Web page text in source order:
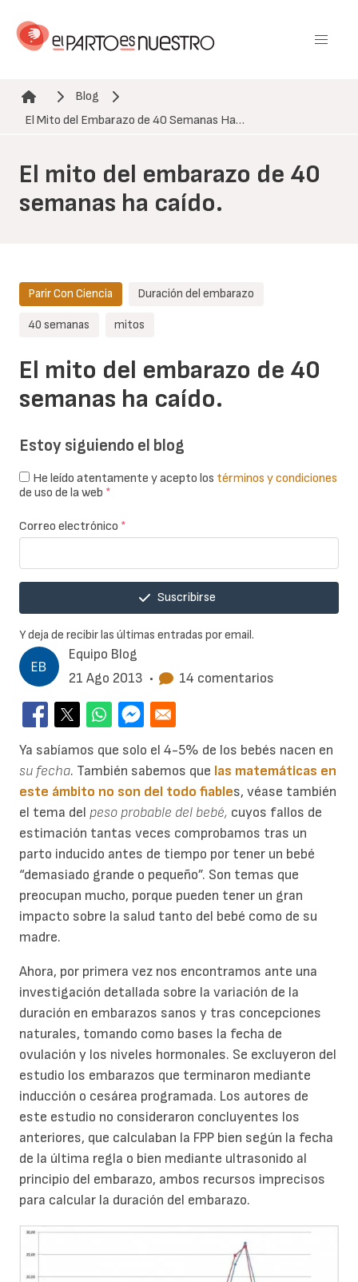
contenido
Ruta de navegación
Blog
El Mito del Embarazo de 40 Semanas Ha…
El mito del embarazo de 40
semanas ha caído.
Equipo Blog
21 Ago 2013 • 14 comentarios
El mito del embarazo de 40
semanas ha caído.
Parir Con Ciencia Duración del embarazo
40 semanas mitos
Ya sabíamos que solo el 4-5% de los bebés nacen en
su fecha. También sabemos que las matemáticas en
este ámbito no son del todo fiables, véase también
el tema del peso probable del bebé, cuyos fallos de
estimación tantas veces comprobamos tras un
parto inducido antes de tiempo por tener un bebé
“demasiado grande o pequeño”. Son temas que
preocupan mucho, porque pueden tener un gran
impacto sobre la salud tanto del bebé como de su
madre.
Ahora, por primera vez nos encontramos ante una
investigación detallada sobre la variación de la
duración en embarazos sanos y tras concepciones
naturales, tomando como bases la fecha de
ovulación y los niveles hormonales. Se excluyeron del
estudio los embarazos que terminaron mediante
inducción o cesárea programada. Los autores de
este estudio no consideraron concluyentes los
anteriores, que calculaban la FPP bien según la fecha
de la última regla o bien mediante ultrasonido al
principio del embarazo, ambos recursos imprecisos
para calcular la duración del embarazo.
Estoy siguiendo el blog
He leído atentamente y acepto los términos y condiciones
de uso de la web *
Correo electrónico *
Suscribirse
Y deja de recibir las últimas entradas por email.